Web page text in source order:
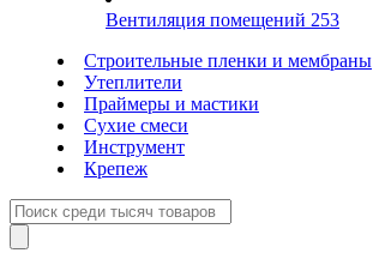
Вентиляция помещений 253
Строительные пленки и мембраны
Утеплители
Праймеры и мастики
Сухие смеси
Инструмент
Крепеж